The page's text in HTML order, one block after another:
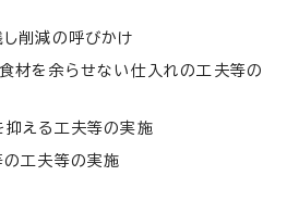
削減の呼びかけ
材を余らせない仕入れの工夫等の
える工夫等の実施
工夫等の実施